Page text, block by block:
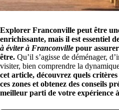
Explorer Franconville peut être
enrichissante, mais il est essentiel
à éviter à Franconville pour
être. Qu’il s’agisse de déménager,
visiter, bien comprendre la
cet article, découvrez quels
ces zones et obtenez des conseils
meilleur parti de votre expérience